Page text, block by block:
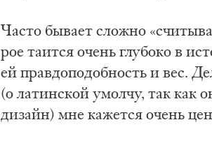
Ча­сто бы­ва­ет слож­но
рое та­ит­ся очень глу­бо­ко в
ей прав­до­по­доб­ность и вес.
(о ла­тин­ской умол­чу, так как
ди­зайн) мне ка­жет­ся очень